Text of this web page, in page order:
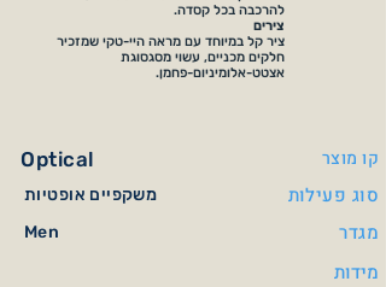
להרכבה בכל קסדה.
צירים
ציר קל במיוחד עם מראה היי-טקי שמזכיר
חלקים מכניים, עשוי מסגסוגת
אצטט-אלומיניום-פחמן.
Optical קו מוצר
משקפיים אופטיות סוג פעילות
Men
מגדר
מידות